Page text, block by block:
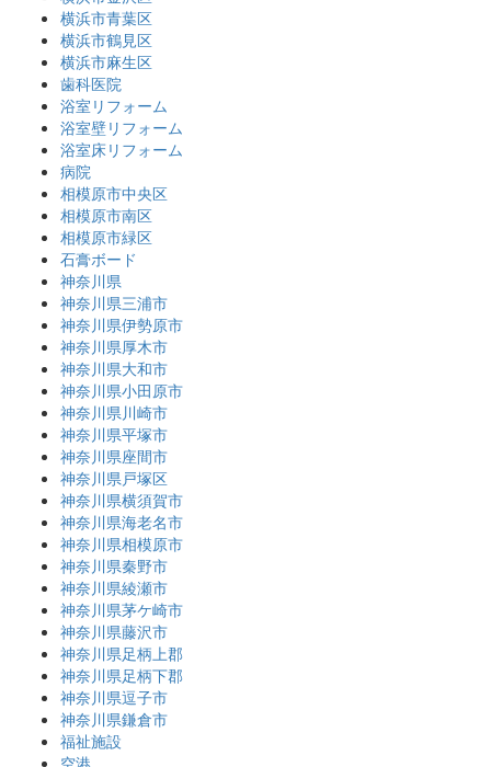
横浜市青葉区
横浜市鶴見区
横浜市麻生区
歯科医院
浴室リフォーム
浴室壁リフォーム
浴室床リフォーム
病院
相模原市中央区
相模原市南区
相模原市緑区
石膏ボード
神奈川県
神奈川県三浦市
神奈川県伊勢原市
神奈川県厚木市
神奈川県大和市
神奈川県小田原市
神奈川県川崎市
神奈川県平塚市
神奈川県座間市
神奈川県戸塚区
神奈川県横須賀市
神奈川県海老名市
神奈川県相模原市
神奈川県秦野市
神奈川県綾瀬市
神奈川県茅ケ崎市
神奈川県藤沢市
神奈川県足柄上郡
神奈川県足柄下郡
神奈川県逗子市
神奈川県鎌倉市
福祉施設
空港